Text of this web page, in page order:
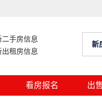
二手房信息
出租房信息
新
看房报名 出